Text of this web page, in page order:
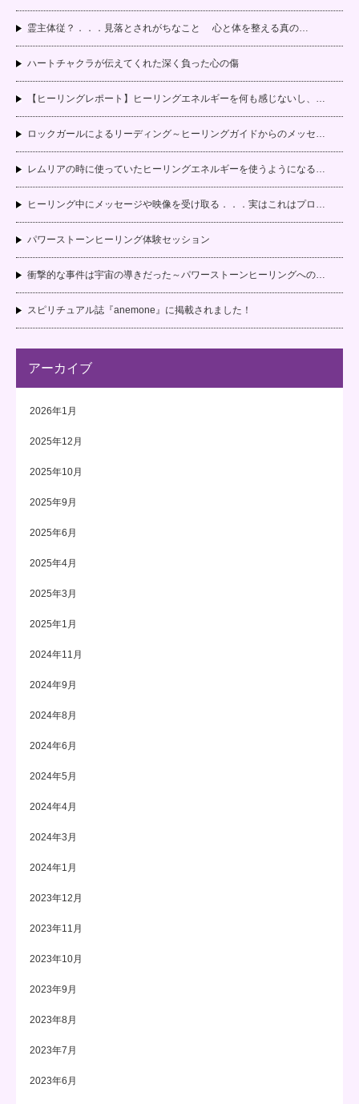
霊主体従？．．．見落とされがちなこと 心と体を整える真の…
ハートチャクラが伝えてくれた深く負った心の傷
【ヒーリングレポート】ヒーリングエネルギーを何も感じないし、…
ロックガールによるリーディング～ヒーリングガイドからのメッセ…
レムリアの時に使っていたヒーリングエネルギーを使うようになる…
ヒーリング中にメッセージや映像を受け取る．．．実はこれはプロ…
パワーストーンヒーリング体験セッション
衝撃的な事件は宇宙の導きだった～パワーストーンヒーリングへの…
スピリチュアル誌『anemone』に掲載されました！
アーカイブ
2026年1月
2025年12月
2025年10月
2025年9月
2025年6月
2025年4月
2025年3月
2025年1月
2024年11月
2024年9月
2024年8月
2024年6月
2024年5月
2024年4月
2024年3月
2024年1月
2023年12月
2023年11月
2023年10月
2023年9月
2023年8月
2023年7月
2023年6月